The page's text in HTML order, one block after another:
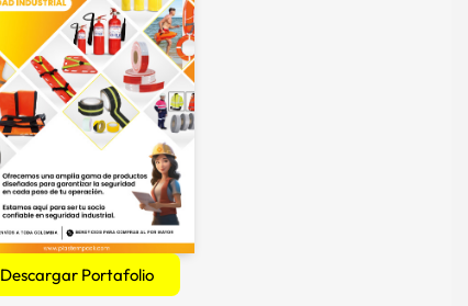
Descargar Portafolio